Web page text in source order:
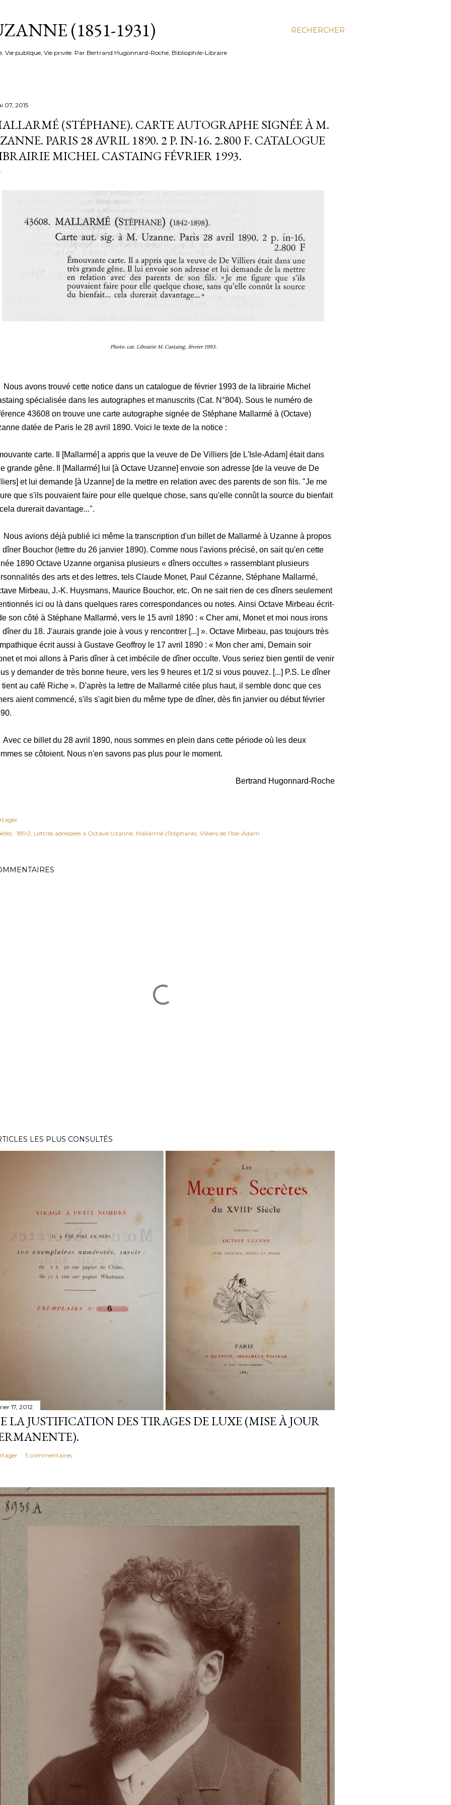
RECHERCHER
(1851-1931)
Vie publique, Vie privée. Par Bertrand Hugonnard-Roche, Bibliophile-Libraire
07, 2015
(STÉPHANE). CARTE AUTOGRAPHE SIGNÉE À M.
PARIS 28 AVRIL 1890. 2 P. IN-16. 2.800 F. CATALOGUE
MICHEL CASTAING FÉVRIER 1993.
Photo. cat. Librairie M. Castaing, février 1993.
avons trouvé cette notice dans un catalogue de février 1993 de la librairie Michel
spécialisée dans les autographes et manuscrits (Cat. N°804). Sous le numéro de
43608 on trouve une carte autographe signée de Stéphane Mallarmé à (Octave)
datée de Paris le 28 avril 1890. Voici le texte de la notice :
carte. Il [Mallarmé] a appris que la veuve de De Villiers [de L'Isle-Adam] était dans
grande gêne. Il [Mallarmé] lui [à Octave Uzanne] envoie son adresse [de la veuve de De
et lui demande [à Uzanne] de la mettre en relation avec des parents de son fils. "Je me
que s'ils pouvaient faire pour elle quelque chose, sans qu'elle connût la source du bienfait
durerait davantage...".
avions déjà publié ici même la transcription d'un billet de Mallarmé à Uzanne à propos
dîner Bouchor (lettre du 26 janvier 1890). Comme nous l'avions précisé, on sait qu'en cette
1890 Octave Uzanne organisa plusieurs « dîners occultes » rassemblant plusieurs
des arts et des lettres, tels Claude Monet, Paul Cézanne, Stéphane Mallarmé,
Mirbeau, J.-K. Huysmans, Maurice Bouchor, etc. On ne sait rien de ces dîners seulement
ici ou là dans quelques rares correspondances ou notes. Ainsi Octave Mirbeau écrit-
son côté à Stéphane Mallarmé, vers le 15 avril 1890 : « Cher ami, Monet et moi nous irons
dîner du 18. J'aurais grande joie à vous y rencontrer [...] ». Octave Mirbeau, pas toujours très
écrit aussi à Gustave Geoffroy le 17 avril 1890 : « Mon cher ami, Demain soir
et moi allons à Paris dîner à cet imbécile de dîner occulte. Vous seriez bien gentil de venir
y demander de très bonne heure, vers les 9 heures et 1/2 si vous pouvez. [...] P.S. Le dîner
tient au café Riche ». D'après la lettre de Mallarmé citée plus haut, il semble donc que ces
aient commencé, s'ils s'agit bien du même type de dîner, dès fin janvier ou début février
ce billet du 28 avril 1890, nous sommes en plein dans cette période où les deux
se côtoient. Nous n'en savons pas plus pour le moment.
Bertrand Hugonnard-Roche
: 1890 Lettres adressées à Octave Uzanne Mallarmé (Stéphane) Villiers de l'Isle-Adam
LES PLUS CONSULTÉS
17, 2012
LA JUSTIFICATION DES TIRAGES DE LUXE (MISE À JOUR
5 commentaires